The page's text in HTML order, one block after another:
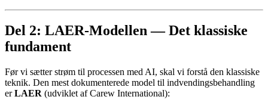
Del 2: LAER-Modellen — Det klassiske
fundament
Før vi sætter strøm til processen med AI, skal vi forstå den klassiske
teknik. Den mest dokumenterede model til indvendingsbehandling
erLAER (udviklet af Carew International):